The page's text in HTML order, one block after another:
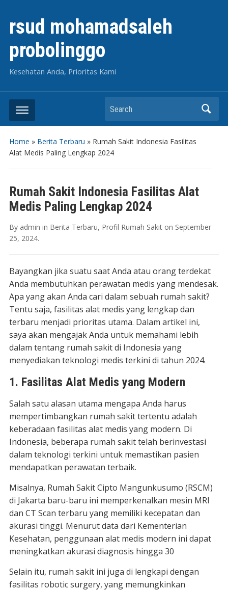
rsud mohamadsaleh
probolinggo
Kesehatan Anda, Prioritas Kami
Search
Home » Berita Terbaru » Rumah Sakit Indonesia Fasilitas
Alat Medis Paling Lengkap 2024
Rumah Sakit Indonesia Fasilitas Alat
Medis Paling Lengkap 2024
By admin in Berita Terbaru, Profil Rumah Sakiton September
25, 2024.
Bayangkan jika suatu saat Anda atau orang terdekat
Anda membutuhkan perawatan medis yang mendesak.
Apa yang akan Anda cari dalam sebuah rumah sakit?
Tentu saja, fasilitas alat medis yang lengkap dan
terbaru menjadi prioritas utama. Dalam artikel ini,
saya akan mengajak Anda untuk memahami lebih
dalam tentang rumah sakit di Indonesia yang
menyediakan teknologi medis terkini di tahun 2024.
1. Fasilitas Alat Medis yang Modern
Salah satu alasan utama mengapa Anda harus
mempertimbangkan rumah sakit tertentu adalah
keberadaan fasilitas alat medis yang modern. Di
Indonesia, beberapa rumah sakit telah berinvestasi
dalam teknologi terkini untuk memastikan pasien
mendapatkan perawatan terbaik.
Misalnya, Rumah Sakit Cipto Mangunkusumo (RSCM)
di Jakarta baru-baru ini memperkenalkan mesin MRI
dan CT Scan terbaru yang memiliki kecepatan dan
akurasi tinggi. Menurut data dari Kementerian
Kesehatan, penggunaan alat medis modern ini dapat
meningkatkan akurasi diagnosis hingga 30
Selain itu, rumah sakit ini juga di lengkapi dengan
fasilitas robotic surgery, yang memungkinkan